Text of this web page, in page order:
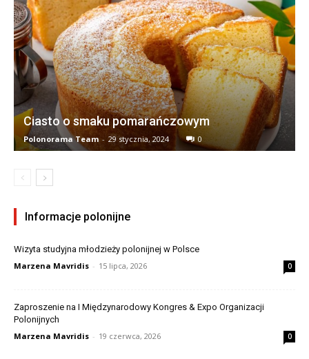
Ciasto o smaku pomarańczowym
Polonorama Team - 29 stycznia, 2024 0
Informacje polonijne
Wizyta studyjna młodzieży polonijnej w Polsce
Marzena Mavridis - 15 lipca, 2026 0
Zaproszenie na I Międzynarodowy Kongres & Expo Organizacji
Polonijnych
Marzena Mavridis - 19 czerwca, 2026 0